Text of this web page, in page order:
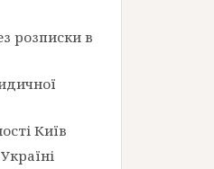
розписки в
Київ